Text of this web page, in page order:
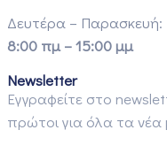
Δευτέρα – Παρασκευή:
8:00 πμ – 15:00 μμ
Newsletter
Εγγραφείτε στο
πρώτοι για όλα τα νέα